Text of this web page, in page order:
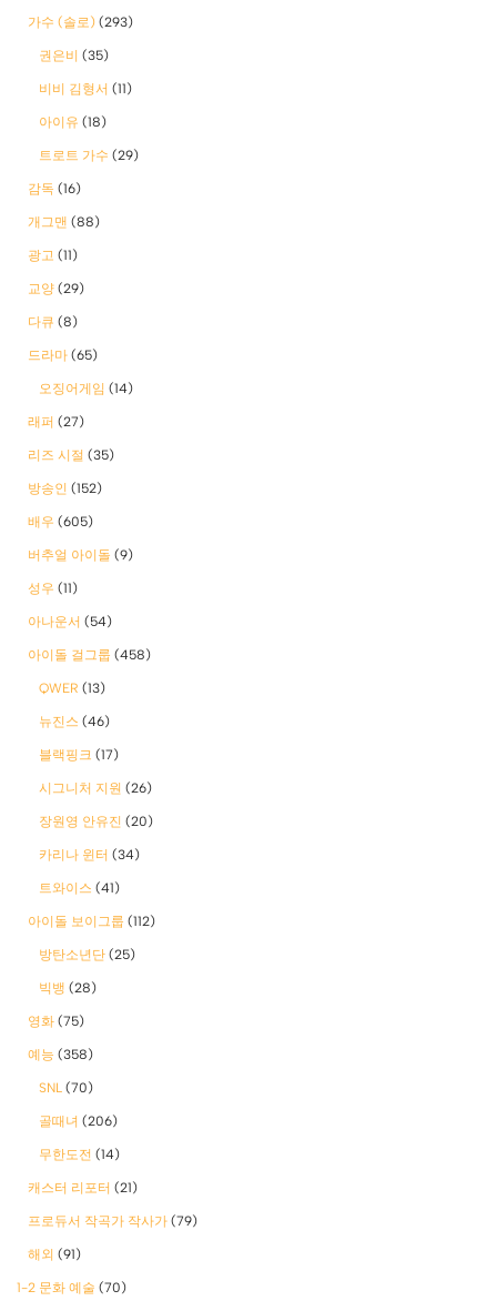
가수 (솔로) (293)
권은비 (35)
비비 김형서 (11)
아이유 (18)
트로트 가수 (29)
감독 (16)
개그맨 (88)
광고 (11)
교양 (29)
다큐 (8)
드라마 (65)
오징어게임 (14)
래퍼 (27)
리즈 시절 (35)
방송인 (152)
배우 (605)
버추얼 아이돌 (9)
성우 (11)
아나운서 (54)
아이돌 걸그룹 (458)
QWER (13)
뉴진스 (46)
블랙핑크 (17)
시그니처 지원 (26)
장원영 안유진 (20)
카리나 윈터 (34)
트와이스 (41)
아이돌 보이그룹 (112)
방탄소년단 (25)
빅뱅 (28)
영화 (75)
예능 (358)
SNL (70)
골때녀 (206)
무한도전 (14)
캐스터 리포터 (21)
프로듀서 작곡가 작사가 (79)
해외 (91)
1-2 문화 예술 (70)